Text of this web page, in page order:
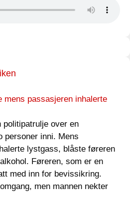
mens passasjeren inhalerte
politipatrulje over en
personer inni. Mens
lystgass, blåste føreren
Føreren, som er en
med inn for bevissikring.
men mannen nekter